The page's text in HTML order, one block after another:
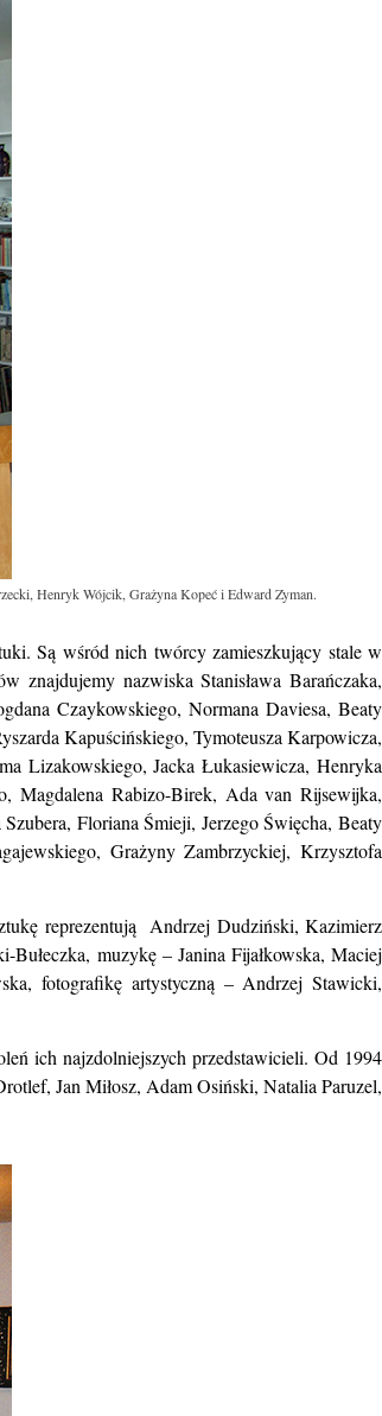
Henryk Wójcik, Grażyna Kopeć i Edward Zyman.
Są wśród nich twórcy zamieszkujący stale w
nazwiska Stanisława Barańczaka,
Czaykowskiego, Normana Daviesa, Beaty
Kapuścińskiego, Tymoteusza Karpowicza,
Lizakowskiego, Jacka Łukasiewicza, Henryka
Magdalena Rabizo-Birek, Ada van Rijsewijka,
Floriana Śmieji, Jerzego Święcha, Beaty
Grażyny Zambrzyckiej, Krzysztofa
reprezentują Andrzej Dudziński, Kazimierz
muzykę – Janina Fijałkowska, Maciej
fotografikę artystyczną – Andrzej Stawicki,
ich najzdolniejszych przedstawicieli. Od 1994
Jan Miłosz, Adam Osiński, Natalia Paruzel,